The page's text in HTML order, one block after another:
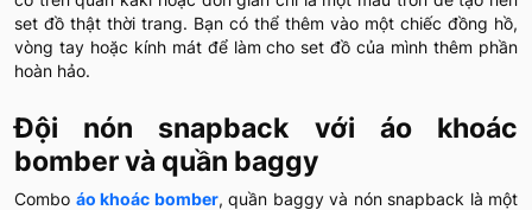
set đồ thật thời trang. Bạn có thể thêm vào một chiếc đồng hồ,
vòng tay hoặc kính mát để làm cho set đồ của mình thêm phần
hoàn hảo.
Đội nón snapback với áo khoác
bomber và quần baggy
Combo áo khoác bomber, quần baggy và nón snapback là một